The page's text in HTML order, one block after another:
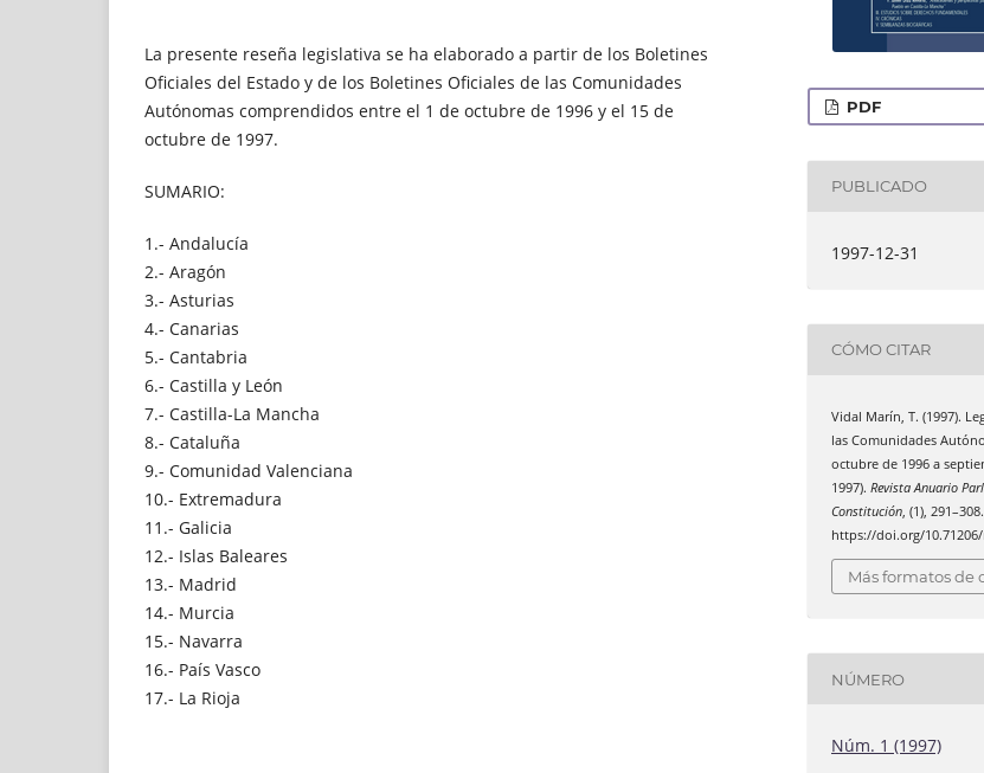
La presente reseña legislativa se ha elaborado a partir de los Boletines
Oficiales del Estado y de los Boletines Oficiales de las Comunidades
Autónomas comprendidos entre el 1 de octubre de 1996 y el 15 de
octubre de 1997.
SUMARIO:
1.- Andalucía
2.- Aragón
3.- Asturias
4.- Canarias
5.- Cantabria
6.- Castilla y León
7.- Castilla-La Mancha
8.- Cataluña
9.- Comunidad Valenciana
10.- Extremadura
11.- Galicia
12.- Islas Baleares
13.- Madrid
14.- Murcia
15.- Navarra
16.- País Vasco
17.- La Rioja
PDF
PUBLICADO
1997-12-31
CÓMO CITAR
Vidal Marín, T. (1997).
las Comunidades
octubre de 1996 a
1997).Revista Anuario
Constitución, (1), 291–308.
https://doi.org/10.71206/
Más formatos de
NÚMERO
Núm. 1 (1997)